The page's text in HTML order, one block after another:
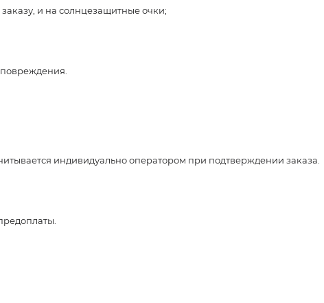
и на солнцезащитные очки;
индивидуально оператором при подтверждении заказа.